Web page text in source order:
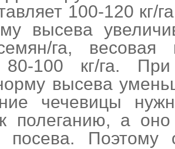
100-120 кг/
высева
га,
80-100 кг/га.
высева
чечевицы
полеганию, а
посева. Поэтому